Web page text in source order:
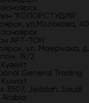
"КОЛОРСТУДИЯ"
ул.Молокова, 40
АРТ-ТОН
ул. Маерчака, д.
пом. 19/2
Кувейт
General Trading
Kuwait
3507, Jeddah, Saudi
Arabia